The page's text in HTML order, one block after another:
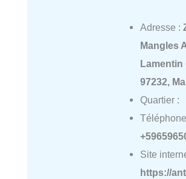
Adresse :
Mangles
Lamentin
97232,
Quartier :
Site
https://